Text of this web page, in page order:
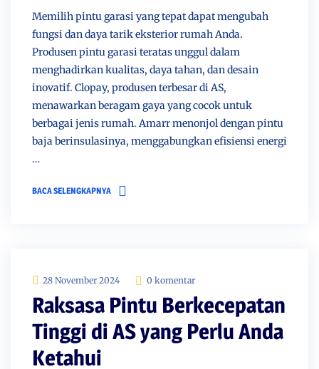
Memilih pintu garasi yang tepat dapat mengubah
fungsi dan daya tarik eksterior rumah Anda.
Produsen pintu garasi teratas unggul dalam
menghadirkan kualitas, daya tahan, dan desain
inovatif. Clopay, produsen terbesar di AS,
menawarkan beragam gaya yang cocok untuk
berbagai jenis rumah. Amarr menonjol dengan pintu
baja berinsulasinya, menggabungkan efisiensi energi
…
BACA SELENGKAPNYA
28 November 2024 0 komentar
Raksasa Pintu Berkecepatan
Tinggi di AS yang Perlu Anda
Ketahui